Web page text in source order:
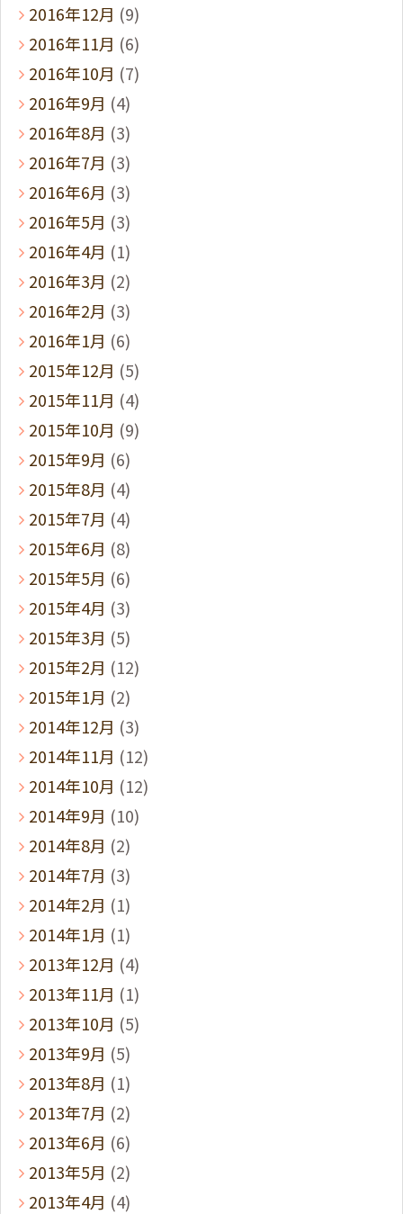
2016年12月 (9)
2016年11月 (6)
2016年10月 (7)
2016年9月 (4)
2016年8月 (3)
2016年7月 (3)
2016年6月 (3)
2016年5月 (3)
2016年4月 (1)
2016年3月 (2)
2016年2月 (3)
2016年1月 (6)
2015年12月 (5)
2015年11月 (4)
2015年10月 (9)
2015年9月 (6)
2015年8月 (4)
2015年7月 (4)
2015年6月 (8)
2015年5月 (6)
2015年4月 (3)
2015年3月 (5)
2015年2月 (12)
2015年1月 (2)
2014年12月 (3)
2014年11月 (12)
2014年10月 (12)
2014年9月 (10)
2014年8月 (2)
2014年7月 (3)
2014年2月 (1)
2014年1月 (1)
2013年12月 (4)
2013年11月 (1)
2013年10月 (5)
2013年9月 (5)
2013年8月 (1)
2013年7月 (2)
2013年6月 (6)
2013年5月 (2)
2013年4月 (4)